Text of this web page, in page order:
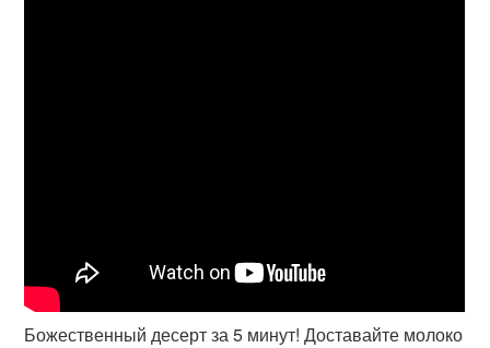
Божественный десерт за 5 минут! Доставайте молоко